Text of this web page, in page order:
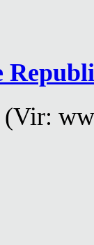
(Vir: